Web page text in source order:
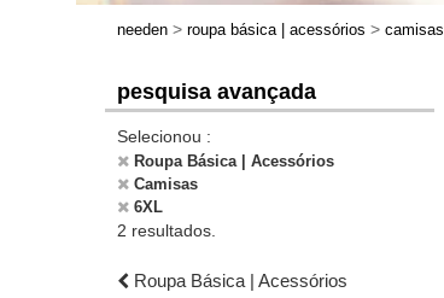
needen > roupa básica | acessórios > camisas
pesquisa avançada
Selecionou :
Roupa Básica | Acessórios
Camisas
6XL
2 resultados.
Roupa Básica | Acessórios